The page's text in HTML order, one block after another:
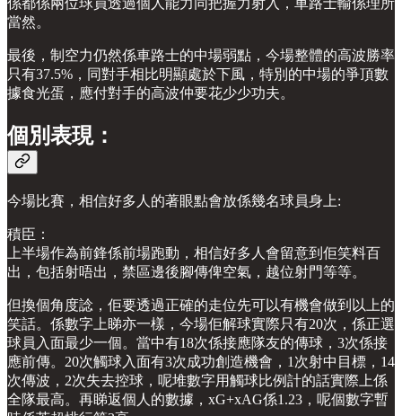
係都係兩位球員透過個人能力同把握力射入，車路士輸係理所
當然。
最後，制空力仍然係車路士的中場弱點，今場整體的高波勝率
只有37.5%，同對手相比明顯處於下風，特別的中場的爭頂數
據食光蛋，應付對手的高波仲要花少少功夫。
個別表現：
今場比賽，相信好多人的著眼點會放係幾名球員身上:
積臣：
上半場作為前鋒係前場跑動，相信好多人會留意到佢笑料百
出，包括射唔出，禁區邊後腳傳俾空氣，越位射門等等。
但換個角度諗，佢要透過正確的走位先可以有機會做到以上的
笑話。係數字上睇亦一樣，今場佢解球實際只有20次，係正選
球員入面最少一個。當中有18次係接應隊友的傳球，3次係接
應前傳。20次觸球入面有3次成功創造機會，1次射中目標，14
次傳波，2次失去控球，呢堆數字用觸球比例計的話實際上係
全隊最高。再睇返個人的數據，xG+xAG係1.23，呢個數字暫